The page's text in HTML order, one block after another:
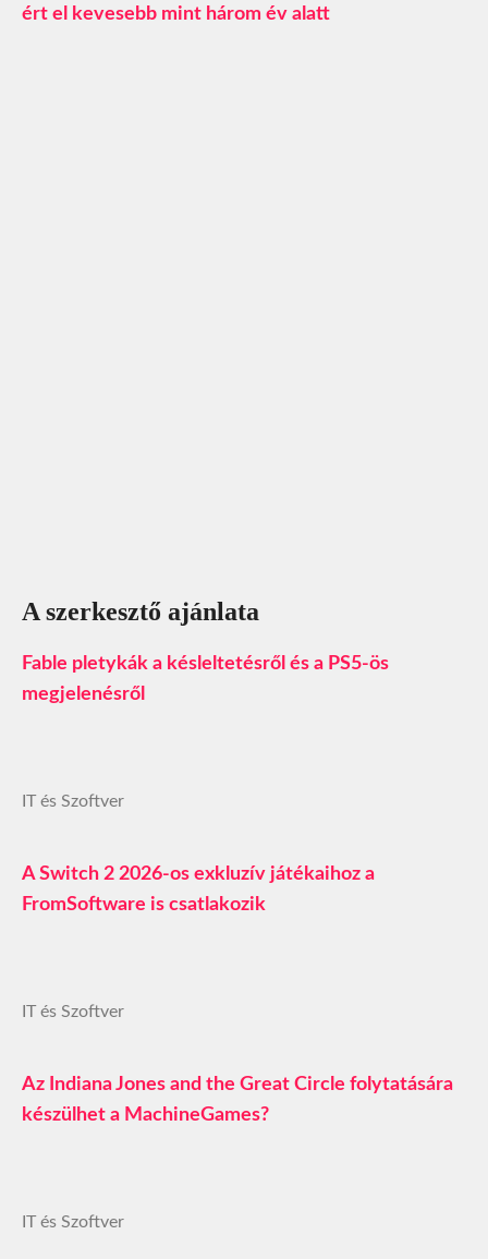
ért el kevesebb mint három év alatt
A szerkesztő ajánlata
Fable pletykák a késleltetésről és a PS5-ös
megjelenésről
IT és Szoftver
A Switch 2 2026-os exkluzív játékaihoz a
FromSoftware is csatlakozik
IT és Szoftver
Az Indiana Jones and the Great Circle folytatására
készülhet a MachineGames?
IT és Szoftver